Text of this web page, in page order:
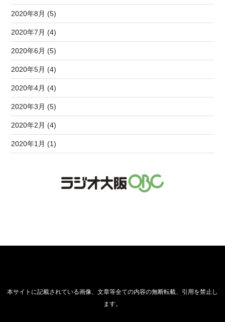
2020年8月 (5)
2020年7月 (4)
2020年6月 (5)
2020年5月 (4)
2020年4月 (4)
2020年3月 (5)
2020年2月 (4)
2020年1月 (1)
本サイトに記載されている画像、文章等全ての内容の無断転載、引用を禁止し
ます。